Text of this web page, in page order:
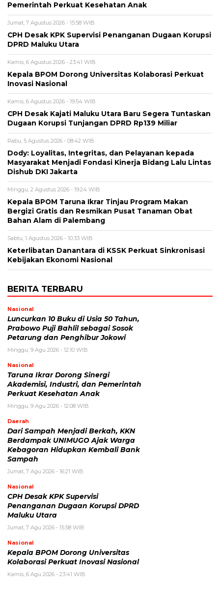
Pemerintah Perkuat Kesehatan Anak
Jumat, 7 Agustus 2026 - 15:58 WIB
CPH Desak KPK Supervisi Penanganan Dugaan Korupsi
DPRD Maluku Utara
Kamis, 6 Agustus 2026 - 23:41 WIB
Kepala BPOM Dorong Universitas Kolaborasi Perkuat
Inovasi Nasional
Kamis, 6 Agustus 2026 - 19:54 WIB
CPH Desak Kajati Maluku Utara Baru Segera Tuntaskan
Dugaan Korupsi Tunjangan DPRD Rp139 Miliar
Rabu, 5 Agustus 2026 - 08:42 WIB
Dody: Loyalitas, Integritas, dan Pelayanan kepada
Masyarakat Menjadi Fondasi Kinerja Bidang Lalu Lintas
Dishub DKI Jakarta
Minggu, 2 Agustus 2026 - 19:24 WIB
Kepala BPOM Taruna Ikrar Tinjau Program Makan
Bergizi Gratis dan Resmikan Pusat Tanaman Obat
Bahan Alam di Palembang
Sabtu, 1 Agustus 2026 - 10:33 WIB
Keterlibatan Danantara di KSSK Perkuat Sinkronisasi
Kebijakan Ekonomi Nasional
BERITA TERBARU
Nasional
Luncurkan 10 Buku di Usia 50 Tahun,
Prabowo Puji Bahlil sebagai Sosok
Petarung dan Penghibur Jokowi
Minggu, 9 Agu 2026 - 12:10 WIB
Nasional
Taruna Ikrar Dorong Sinergi
Akademisi, Industri, dan Pemerintah
Perkuat Kesehatan Anak
Minggu, 9 Agu 2026 - 12:08 WIB
Daerah
Dari Sampah Menjadi Berkah, KKN
Berdampak UNIMUGO Ajak Warga
Kebagoran Hidupkan Kembali Bank
Sampah
Jumat, 7 Agu 2026 - 16:21 WIB
Nasional
CPH Desak KPK Supervisi
Penanganan Dugaan Korupsi DPRD
Maluku Utara
Jumat, 7 Agu 2026 - 15:58 WIB
Nasional
Kepala BPOM Dorong Universitas
Kolaborasi Perkuat Inovasi Nasional
Kamis, 6 Agu 2026 - 23:41 WIB